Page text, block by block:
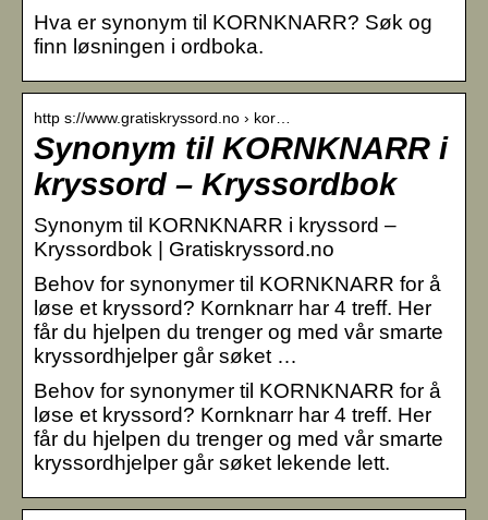
Hva er synonym til KORNKNARR? Søk og
finn løsningen i ordboka.
http s://www.gratiskryssord.no › kor…
Synonym til KORNKNARR i
kryssord – Kryssordbok
Synonym til KORNKNARR i kryssord –
Kryssordbok | Gratiskryssord.no
Behov for synonymer til KORNKNARR for å
løse et kryssord? Kornknarr har 4 treff. Her
får du hjelpen du trenger og med vår smarte
kryssordhjelper går søket …
Behov for synonymer til KORNKNARR for å
løse et kryssord? Kornknarr har 4 treff. Her
får du hjelpen du trenger og med vår smarte
kryssordhjelper går søket lekende lett.